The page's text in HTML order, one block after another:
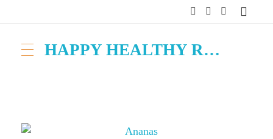
HAPPY HEALTHY RAW & FREE – ROH MACHT FROH!